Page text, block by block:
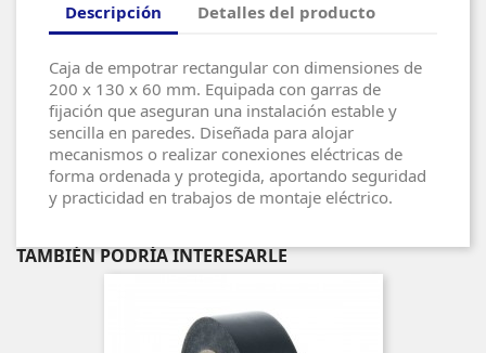
Descripción Detalles del producto
Caja de empotrar rectangular con dimensiones de
200 x 130 x 60 mm. Equipada con garras de
fijación que aseguran una instalación estable y
sencilla en paredes. Diseñada para alojar
mecanismos o realizar conexiones eléctricas de
forma ordenada y protegida, aportando seguridad
y practicidad en trabajos de montaje eléctrico.
TAMBIÉN PODRÍA INTERESARLE